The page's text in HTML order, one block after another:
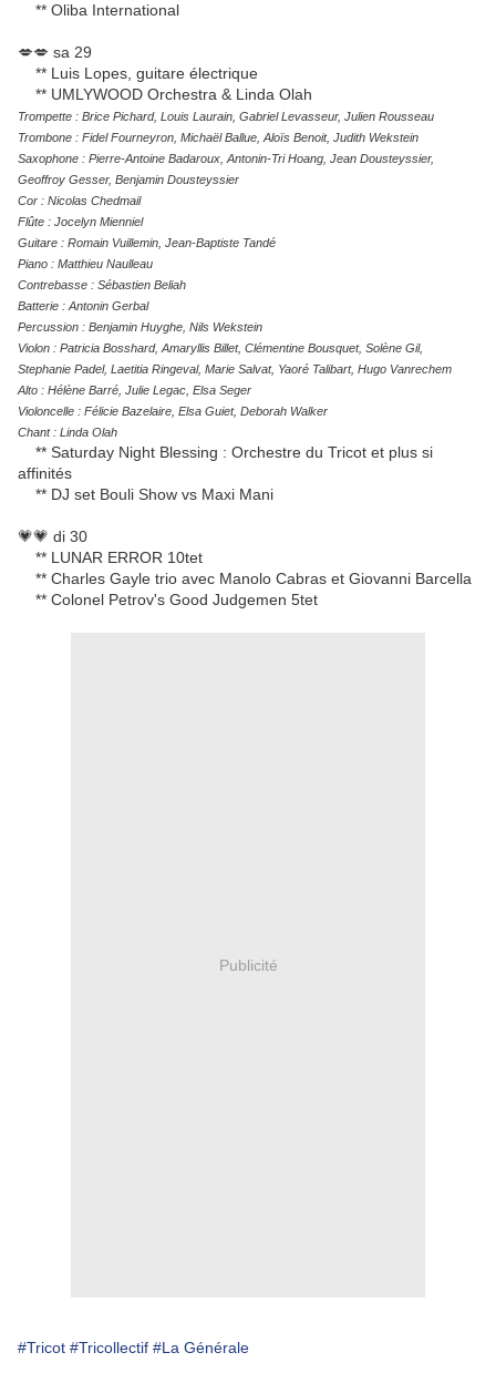
** Oliba International
💋💋 sa 29
** Luis Lopes, guitare électrique
** UMLYWOOD Orchestra & Linda Olah
Trompette : Brice Pichard, Louis Laurain, Gabriel Levasseur, Julien Rousseau
Trombone : Fidel Fourneyron, Michaël Ballue, Aloïs Benoit, Judith Wekstein
Saxophone : Pierre-Antoine Badaroux, Antonin-Tri Hoang, Jean Dousteyssier,
Geoffroy Gesser, Benjamin Dousteyssier
Cor : Nicolas Chedmail
Flûte : Jocelyn Mienniel
Guitare : Romain Vuillemin, Jean-Baptiste Tandé
Piano : Matthieu Naulleau
Contrebasse : Sébastien Beliah
Batterie : Antonin Gerbal
Percussion : Benjamin Huyghe, Nils Wekstein
Violon : Patricia Bosshard, Amaryllis Billet, Clémentine Bousquet, Solène Gil,
Stephanie Padel, Laetitia Ringeval, Marie Salvat, Yaoré Talibart, Hugo Vanrechem
Alto : Hélène Barré, Julie Legac, Elsa Seger
Violoncelle : Félicie Bazelaire, Elsa Guiet, Deborah Walker
Chant : Linda Olah
** Saturday Night Blessing : Orchestre du Tricot et plus si
affinités
** DJ set Bouli Show vs Maxi Mani
💗💗 di 30
** LUNAR ERROR 10tet
** Charles Gayle trio avec Manolo Cabras et Giovanni Barcella
** Colonel Petrov's Good Judgemen 5tet
Publicité
#Tricot #Tricollectif #La Générale